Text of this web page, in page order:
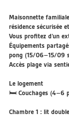
Maisonnette
résidence sécurisée
Vous profitez d’un
Équipements
pong (15/06–15/09
Accès plage via
Le logement
🛏️ Couchages (4–6
Chambre 1 : lit double